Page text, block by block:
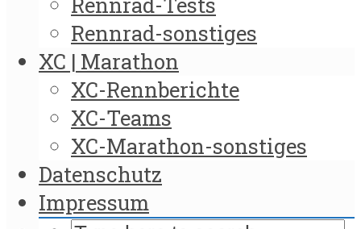
Rennrad-sonstiges
XC | Marathon
XC-Rennberichte
XC-Teams
XC-Marathon-sonstiges
Datenschutz
Impressum